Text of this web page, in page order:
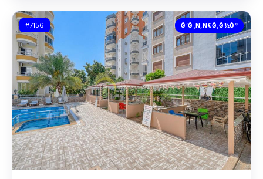
Ğ’Ğ¸Ñ‚Ñ€Ğ¸Ğ½Ğ°
#7156